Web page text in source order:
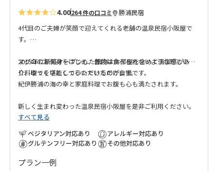
4.00264 件の口コミ 勝浦民宿
4代目のご夫婦が笑顔で迎えてくれる老舗の温泉民宿小阪屋で
す。
2015年に新築オープンした館内はお部屋を含めて清潔感があ
り、ゆっくりとくつろいでいただけます。
マグロのお刺身をはじめ、普段は食べられないような珍しい魚
介料理でを堪能していただけるのが自慢です。
紀伊勝浦の海の幸と家庭料理でお腹も心も満たされます。
新しく生まれ変わった温泉民宿小阪屋を是非ご利用ください。
すべて見る
ベジタリアン対応あり
グルテンフリー対応あり
アレルギー対応あり
その他対応あり
プラン一例